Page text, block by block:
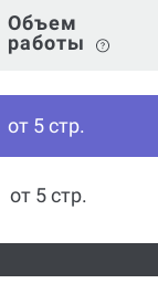
Объем
работы
от 5 стр.
от 5 стр.